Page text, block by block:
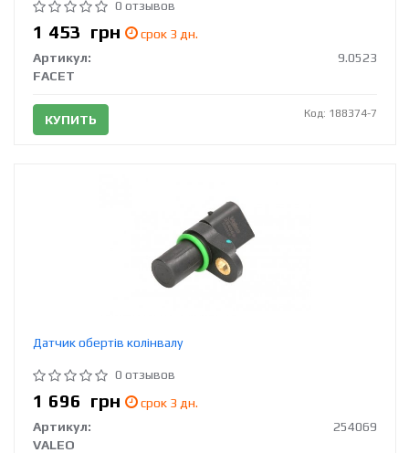
0 отзывов
1 453 грн
срок 3 дн.
Артикул:
9.0523
FACET
КУПИТЬ Код: 188374-7
Датчик обертів колінвалу
0 отзывов
1 696 грн
срок 3 дн.
Артикул:
254069
VALEO